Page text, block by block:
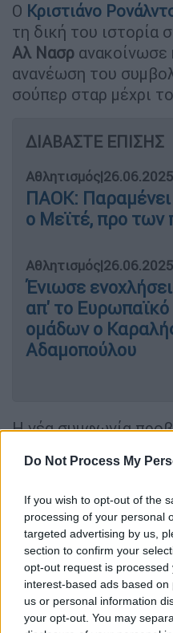
Do Not Process My
If you wish to opt-out of the
processing of your personal
targeted advertising by us,
section to confirm your
opt-out request is
interest-based ads based
us or personal information
your opt-out. You may
Ο Κριστιάνο
τη δική του ιστορία
Αλ Νασρ ανακοίνωσε
ανανέωση του
σούπερ σταρ μέχρι
ΔΙΑΒΑΣΤΕ ΕΠΙΣΗΣ
Αθλητισμός|
ΠΑΟΚ:
ο Μεϊτέ, προ των
Αθλητισμός|
Ένιωσε
απ' το
ομάδων ο
Αδαμοπούλου
Η νέα συμφωνία
40χρονου άσου έληγε
Ρονάλντο θα
τουλάχιστον έως
στόχο –μεταξύ
1.000ού γκολ της
στιγμής έχει
τέρματα, κάτι που
υπολείπονται 62